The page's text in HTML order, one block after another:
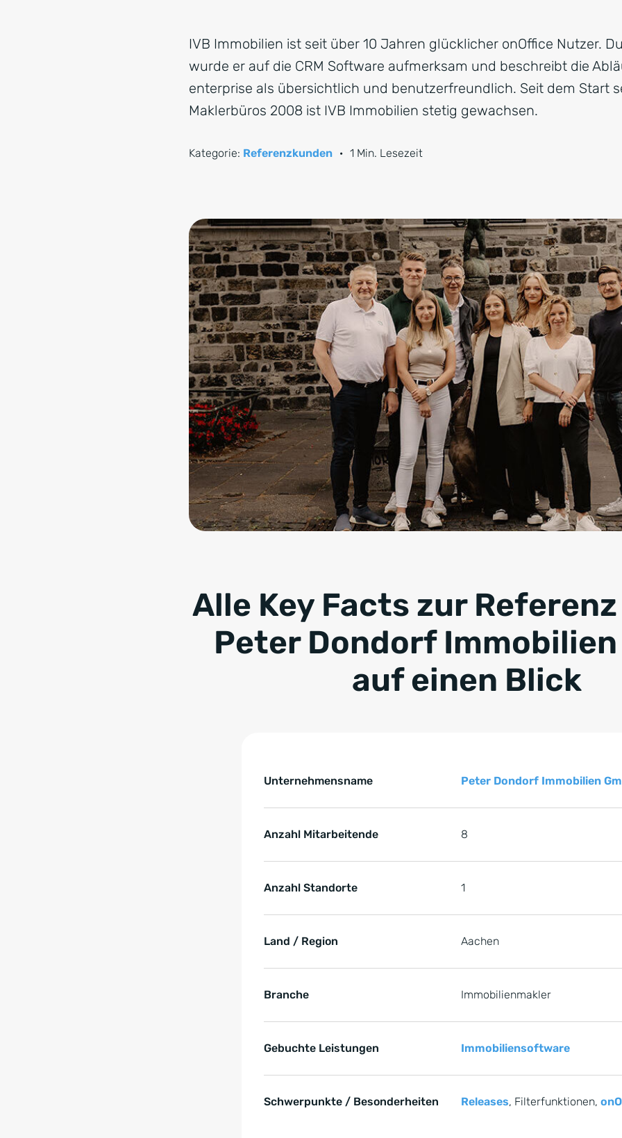
IVB Immobilien ist seit über 10 Jahren glücklicher onOffice Nutzer.
wurde er auf die CRM Software aufmerksam und beschreibt die
enterprise als übersichtlich und benutzerfreundlich. Seit dem Start
Maklerbüros 2008 ist IVB Immobilien stetig gewachsen.
Kategorie: Referenzkunden · 1 Min. Lesezeit
Alle Key Facts zur
Peter Dondorf Immobilien
auf einen Blick
Unternehmensname
Peter Dondorf Immobilien
Anzahl Mitarbeitende 8
Anzahl Standorte 1
Land / Region Aachen
Branche Immobilienmakler
Gebuchte Leistungen Immobiliensoftware
Schwerpunkte / Besonderheiten Releases, Filterfunktionen,